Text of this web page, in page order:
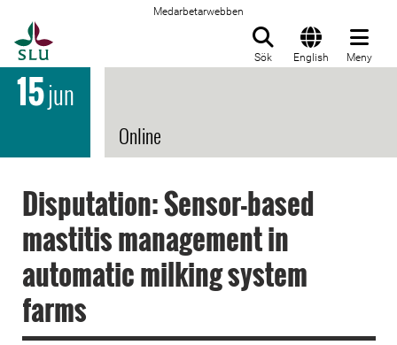
Medarbetarwebben
Sök English Meny
15jun
Online
Disputation: Sensor-based
mastitis management in
automatic milking system
farms